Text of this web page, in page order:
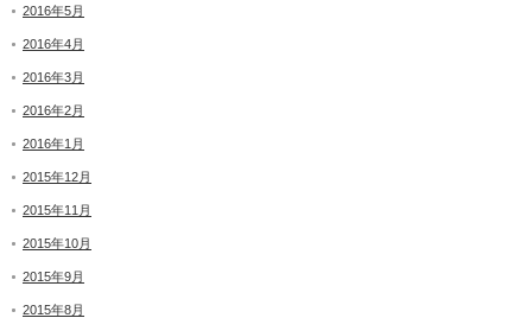
2016年5月
2016年4月
2016年3月
2016年2月
2016年1月
2015年12月
2015年11月
2015年10月
2015年9月
2015年8月